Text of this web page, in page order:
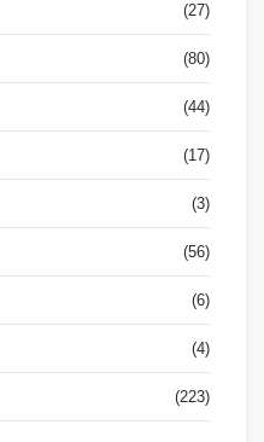
(27)
(80)
(44)
(17)
(3)
(56)
(6)
(4)
(223)